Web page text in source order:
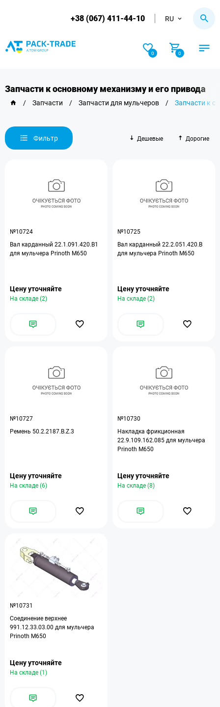
+38 (067) 411-44-10 RU
0 0
Запчасти к основному механизму и его привода
/ Запчасти / Запчасти для мульчеров / Запчасти к
Фильтр Дешевые Дорогие
№10724
Вал карданный 22.1.091.420.B1
для мульчера Prinoth M650
Цену уточняйте
На складе (2)
№10725
Вал карданный 22.2.051.420.B
для мульчера Prinoth M650
Цену уточняйте
На складе (2)
№10727
Ремень 50.2.2187.B.Z.3
Цену уточняйте
На складе (6)
№10730
Накладка фрикционная
22.9.109.162.085 для мульчера
Prinoth M650
Цену уточняйте
На складе (8)
№10731
Соединение верхнее
991.12.33.03.00 для мульчера
Prinoth M650
Цену уточняйте
На складе (1)